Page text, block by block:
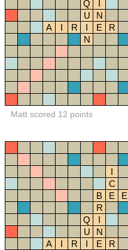
Q
I
U
N
A
I R I E
R
N
Matt scored 12 points
I
C
B
E E
R
Q
I
U
N
A
I R I E
R